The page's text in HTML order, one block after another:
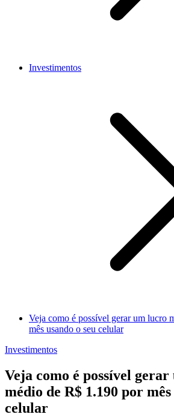
Investimentos
Veja como é possível gerar um lucro
mês usando o seu celular
Investimentos
Veja como é possível
médio de R$ 1.190 por mês
celular